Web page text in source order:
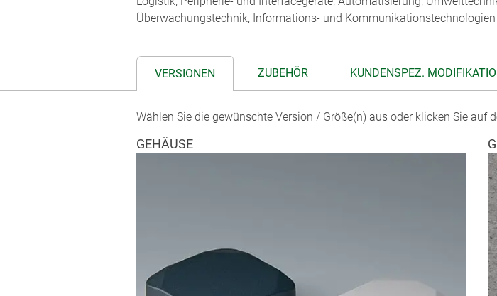
Überwachungstechnik, Informations- und Kommunikationstechnologien
VERSIONEN ZUBEHÖR KUNDENSPEZ.
Wählen Sie die gewünschte Version / Größe(n) aus oder klicken Sie auf
GEHÄUSE